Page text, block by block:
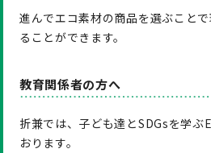
進んでエコ素材の商品を選ぶこと
ることができます。
教育関係者の方へ
折兼では、子ども達とSDGsを学ぶ
おります。